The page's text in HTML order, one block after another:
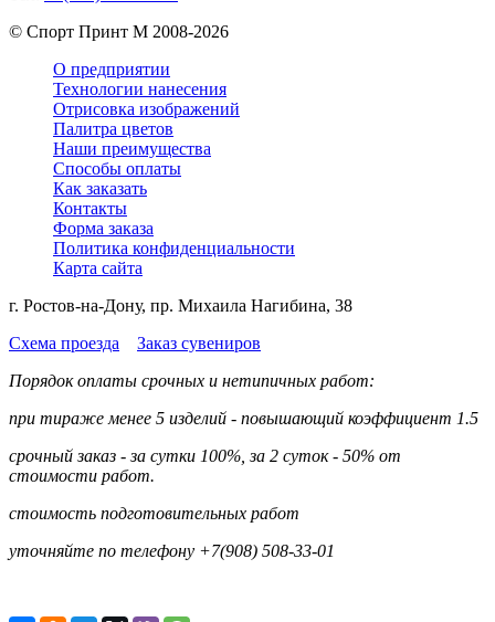
© Спорт Принт М 2008-2026
О предприятии
Технологии нанесения
Отрисовка изображений
Палитра цветов
Наши преимущества
Способы оплаты
Как заказать
Контакты
Форма заказа
Политика конфиденциальности
Карта сайта
г. Ростов-на-Дону, пр. Михаила Нагибина, 38
Схема проезда
Заказ сувениров
Порядок оплаты срочных и нетипичных работ:
при тираже менее 5 изделий - повышающий коэффициент 1.5
срочный заказ - за сутки 100%, за 2 суток - 50% от
стоимости работ.
стоимость подготовительных работ
уточняйте по телефону +7(908) 508-33-01